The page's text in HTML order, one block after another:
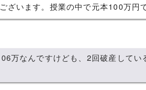
ざいます。授業の中で元本100万円
万なんですけども、2回破産して